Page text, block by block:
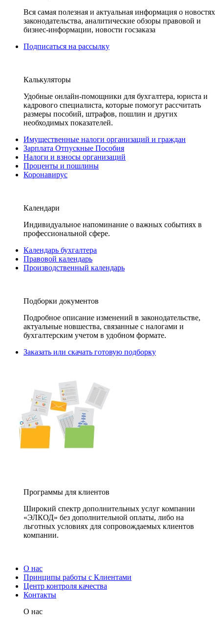
Вся самая полезная и актуальная информация о новостях
законодательства, аналитические обзоры правовой и
бизнес-информации, новости госзаказа
Подписаться на рассылку
Калькуляторы
Удобные онлайн-помощники для бухгалтера, юриста и
кадрового специалиста, которые помогут рассчитать
размеры пособий, штрафов, пошлин и других
необходимых показателей.
Имущественные налоги организаций и граждан
Зарплата Отпускные Пособия
Налоги и взносы организаций
Проценты и пошлины
Коронавирус
Календари
Индивидуальное напоминание о важных событиях в
профессиональной сфере.
Календарь бухгалтера
Правовой календарь
Производственный календарь
Подборки документов
Подробное описание изменений в законодательстве,
актуальные новшества, связанные с налогами и
бухгалтерским учетом в удобном формате.
Заказать или скачать готовую подборку
Программы для клиентов
Широкий спектр дополнительных услуг компании
«ЭЛКОД» без дополнительной оплаты, либо на
льготных условиях для сопровождаемых клиентов
компании.
О нас
Принципы работы с Клиентами
Центр контроля качества
Контакты
О нас